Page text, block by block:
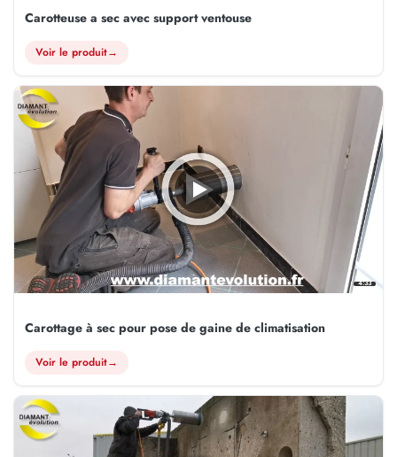
Carotteuse a sec avec support ventouse
Voir le produit→
4:33
Carottage à sec pour pose de gaine de climatisation
Voir le produit→